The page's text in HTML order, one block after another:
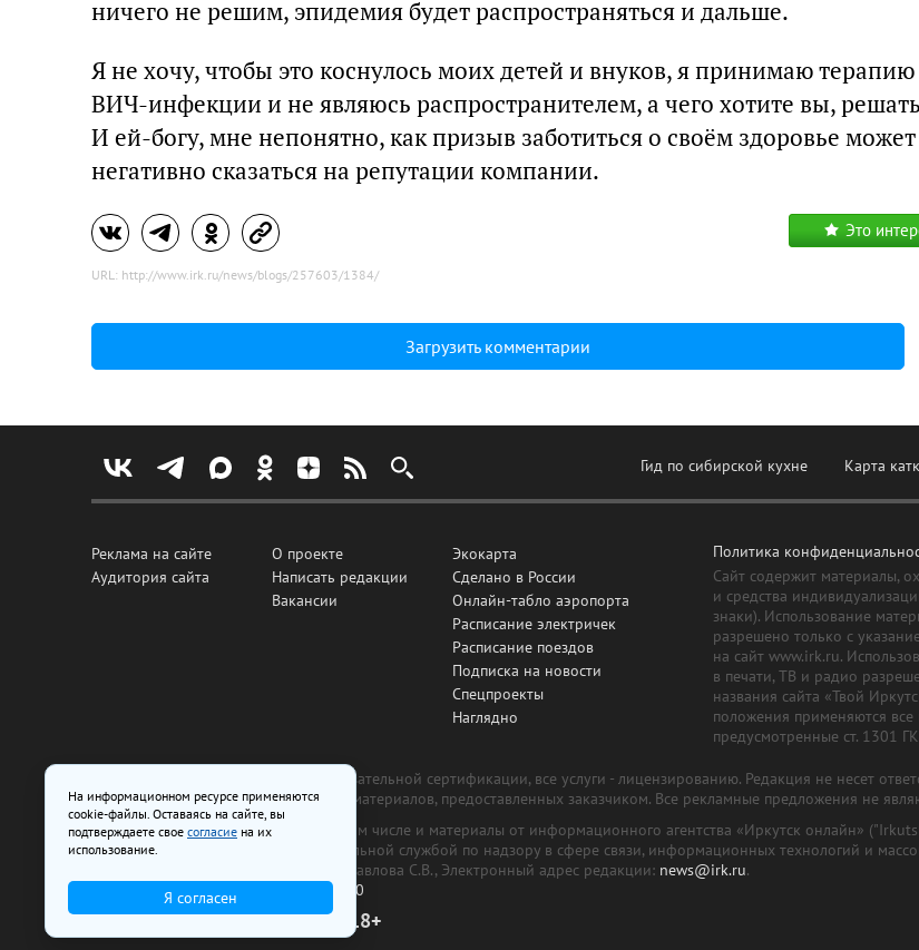
ничего не решим, эпидемия будет распространяться и дальше.
Я не хочу, чтобы это коснулось моих детей и внуков, я принимаю терапию
ВИЧ-инфекции и не являюсь распространителем, а чего хотите вы,
И ей-богу, мне непонятно, как призыв заботиться о своём здоровье может
негативно сказаться на репутации компании.
Это
URL: http://www.irk.ru/news/blogs/257603/1384/
Загрузить комментарии
Гид по сибирской кухне Карта
Реклама на сайте
Аудитория сайта
О проекте
Написать редакции
Вакансии
Экокарта
Сделано в России
Онлайн-табло аэропорта
Расписание электричек
Расписание поездов
Подписка на новости
Спецпроекты
Наглядно
Политика
Сайт содержит материалы,
и средства
знаки). Использование
разрешено только с
на сайт www.irk.ru.
в печати, ТВ и радио
названия сайта «Твой
положения применяются все
предусмотренные ст. 1301
Все рекламные товары подлежат обязательной сертификации, все услуги - лицензированию. Редакция не несет
изготовлена и размещена на основе материалов, предоставленных заказчиком. Все рекламные предложения не
На сайте www.irk.ru размещаются в том числе и материалы от информационного агентства «Иркутск онлайн»
от 29 октября 2018 г., выдан Федеральной службой по надзору в сфере связи, информационных технологий и
ООО «Ирк.ру». Главный редактор — Павлова С.В., Электронный адрес редакции: news@irk.ru.
Телефон редакции:
+7 (3952) 48-88-50
18+
На информационном ресурсе применяются
cookie-файлы. Оставаясь на сайте, вы
подтверждаете свое согласие на их
использование.
Я согласен